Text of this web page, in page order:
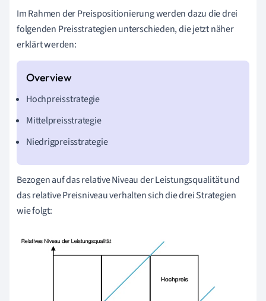
Im Rahmen der Preispositionierung werden dazu die drei
folgenden Preisstrategien unterschieden, die jetzt näher
erklärt werden:
Hochpreisstrategie
Mittelpreisstrategie
Niedrigpreisstrategie
Bezogen auf das relative Niveau der Leistungsqualität und
das relative Preisniveau verhalten sich die drei Strategien
wie folgt: